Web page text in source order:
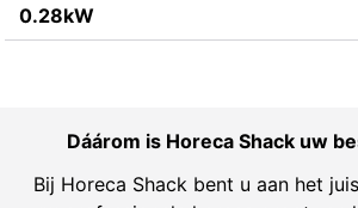
0.28kW
Dáárom is Horeca Shack uw
Bij Horeca Shack bent u aan het